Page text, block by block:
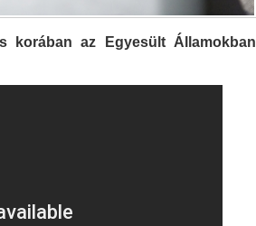
korában az Egyesült Államokban